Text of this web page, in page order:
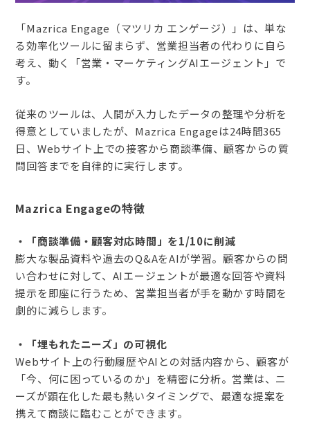
「Mazrica Engage（マツリカ エンゲージ）」は、単な
る効率化ツールに留まらず、営業担当者の代わりに自ら
考え、動く「営業・マーケティングAIエージェント」で
す。
従来のツールは、人間が入力したデータの整理や分析を
得意としていましたが、Mazrica Engageは24時間365
日、Webサイト上での接客から商談準備、顧客からの質
問回答までを自律的に実行します。
Mazrica Engageの特徴
・「商談準備・顧客対応時間」を1/10に削減
膨大な製品資料や過去のQ&AをAIが学習。顧客からの問
い合わせに対して、AIエージェントが最適な回答や資料
提示を即座に行うため、営業担当者が手を動かす時間を
劇的に減らします。
・「埋もれたニーズ」の可視化
Webサイト上の行動履歴やAIとの対話内容から、顧客が
「今、何に困っているのか」を精密に分析。営業は、ニ
ーズが顕在化した最も熱いタイミングで、最適な提案を
携えて商談に臨むことができます。